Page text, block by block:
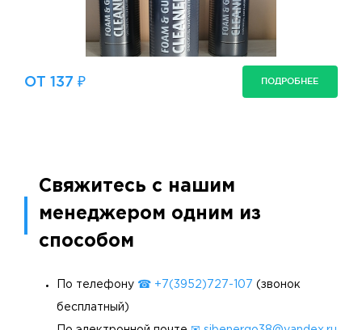
ОТ 137 ₽ ПОДРОБНЕЕ
Свяжитесь с нашим
менеджером одним из
способом
По телефону ☎ +7(3952)727-107 (звонок
бесплатный)